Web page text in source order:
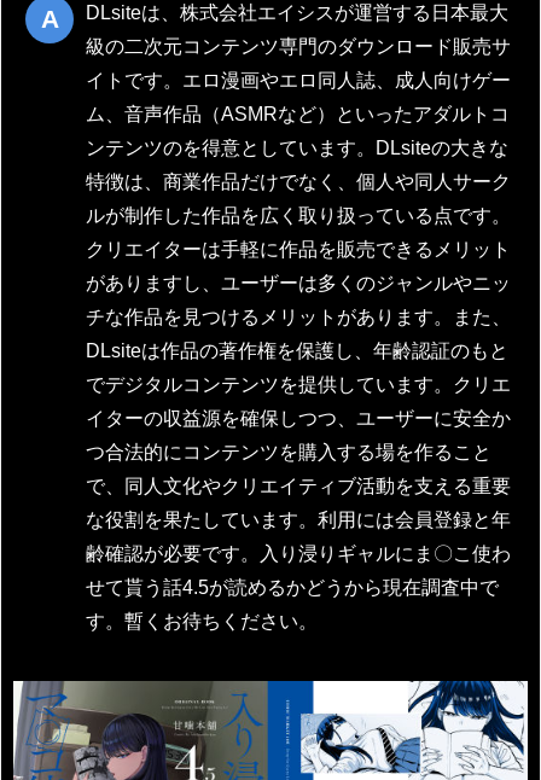
DLsiteは、株式会社エイシスが運営する日本最大
級の二次元コンテンツ専門のダウンロード販売サ
イトです。エロ漫画やエロ同人誌、成人向けゲー
ム、音声作品（ASMRなど）といったアダルトコ
ンテンツのを得意としています。DLsiteの大きな
特徴は、商業作品だけでなく、個人や同人サーク
ルが制作した作品を広く取り扱っている点です。
クリエイターは手軽に作品を販売できるメリット
がありますし、ユーザーは多くのジャンルやニッ
チな作品を見つけるメリットがあります。また、
DLsiteは作品の著作権を保護し、年齢認証のもと
でデジタルコンテンツを提供しています。クリエ
イターの収益源を確保しつつ、ユーザーに安全か
つ合法的にコンテンツを購入する場を作ること
で、同人文化やクリエイティブ活動を支える重要
な役割を果たしています。利用には会員登録と年
齢確認が必要です。入り浸りギャルにま〇こ使わ
せて貰う話4.5が読めるかどうから現在調査中で
す。暫くお待ちください。